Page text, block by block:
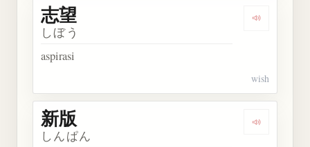
Dengarkan
志望
しぼう
aspirasi
wish
Dengarkan
新版
しんぱん